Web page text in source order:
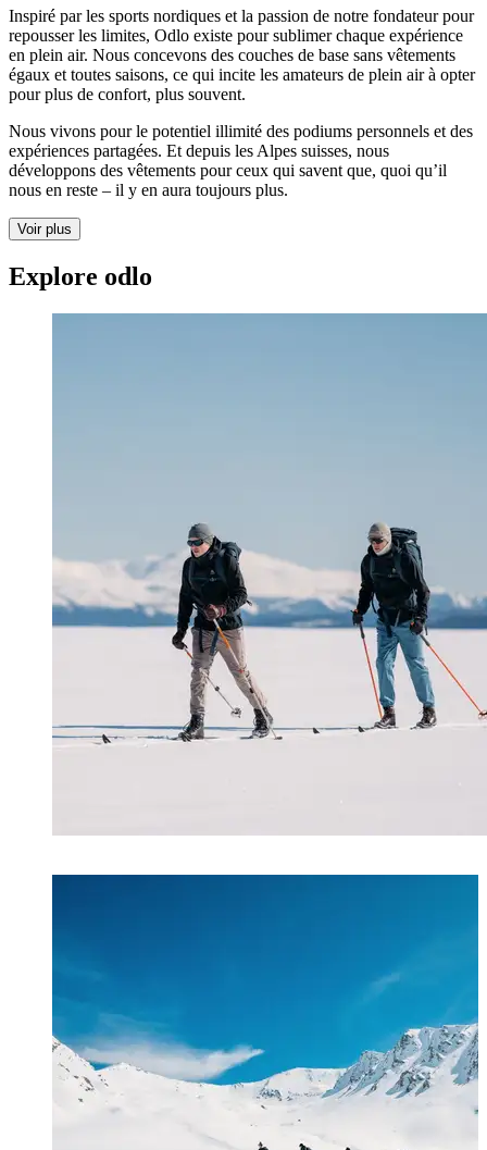
Inspiré par les sports nordiques et la passion de notre fondateur pour
repousser les limites, Odlo existe pour sublimer chaque expérience
en plein air. Nous concevons des couches de base sans vêtements
égaux et toutes saisons, ce qui incite les amateurs de plein air à opter
pour plus de confort, plus souvent.
Nous vivons pour le potentiel illimité des podiums personnels et des
expériences partagées. Et depuis les Alpes suisses, nous
développons des vêtements pour ceux qui savent que, quoi qu’il
nous en reste – il y en aura toujours plus.
Voir plus
Explore odlo